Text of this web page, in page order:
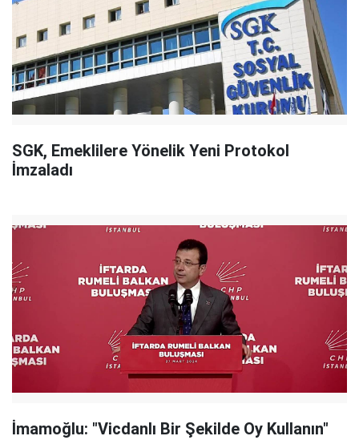
SGK, Emeklilere Yönelik Yeni Protokol
İmzaladı
İmamoğlu: "Vicdanlı Bir Şekilde Oy Kullanın"